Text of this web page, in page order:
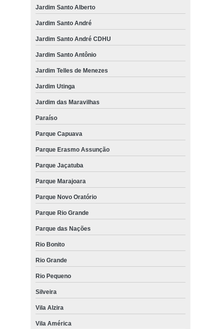
Jardim Santo Alberto
Jardim Santo André
Jardim Santo André CDHU
Jardim Santo Antônio
Jardim Telles de Menezes
Jardim Utinga
Jardim das Maravilhas
Paraíso
Parque Capuava
Parque Erasmo Assunção
Parque Jaçatuba
Parque Marajoara
Parque Novo Oratório
Parque Rio Grande
Parque das Nações
Rio Bonito
Rio Grande
Rio Pequeno
Silveira
Vila Alzira
Vila América